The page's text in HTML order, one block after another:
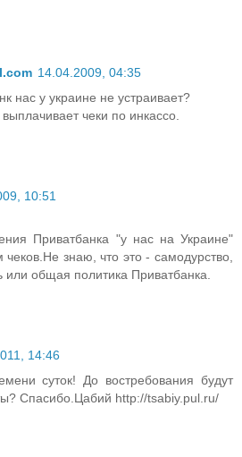
14.04.2009, 04:35
нас у украине не устраивает?
чеки по инкассо.
10:51
Приватбанка "у нас на Украине"
чеков.Не знаю, что это - самодурство,
или общая политика Приватбанка.
14:46
суток! До востребования будут
Спасибо.Цабий http://tsabiy.pul.ru/